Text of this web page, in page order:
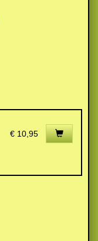
€ 10,95